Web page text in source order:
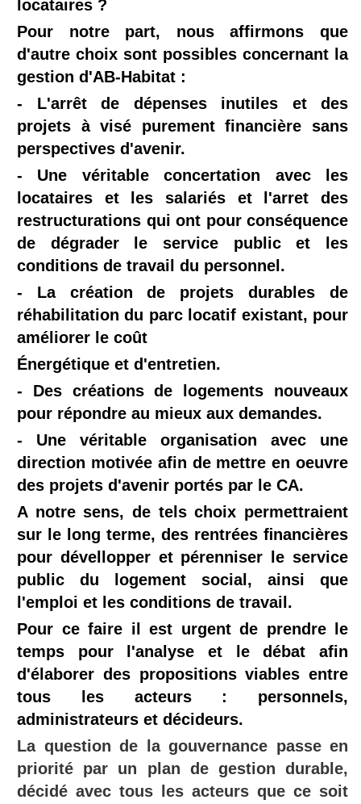
locataires ?
Pour notre part, nous affirmons que
d'autre choix sont possibles concernant la
gestion d'AB-Habitat :
- L'arrêt de dépenses inutiles et des
projets à visé purement financière sans
perspectives d'avenir.
- Une véritable concertation avec les
locataires et les salariés et l'arret des
restructurations qui ont pour conséquence
de dégrader le service public et les
conditions de travail du personnel.
- La création de projets durables de
réhabilitation du parc locatif existant, pour
améliorer le coût
Énergétique et d'entretien.
- Des créations de logements nouveaux
pour répondre au mieux aux demandes.
- Une véritable organisation avec une
direction motivée afin de mettre en oeuvre
des projets d'avenir portés par le CA.
A notre sens, de tels choix permettraient
sur le long terme, des rentrées ﬁnancières
pour dévellopper et pérenniser le service
public du logement social, ainsi que
l'emploi et les conditions de travail.
Pour ce faire il est urgent de prendre le
temps pour l'analyse et le débat afin
d'élaborer des propositions viables entre
tous les acteurs : personnels,
administrateurs et décideurs.
La question de la gouvernance passe en
priorité par un plan de gestion durable,
décidé avec tous les acteurs que ce soit